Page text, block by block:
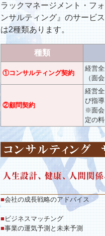
ラックマネージメント・フ
ンサルティング』のサービ
は2種類あります。
種類
①コンサルティング契約
経営
（面
②顧問契約
経営
び指
※面会
定の
■会社の成長戦略のアドバイス
■ビジネスマッチング
■事業の運気予測と未来予測